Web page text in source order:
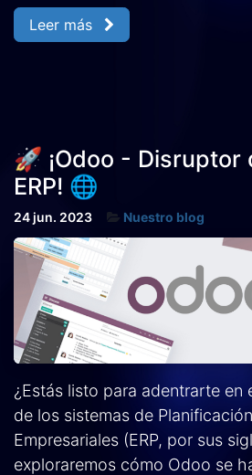
Leer más
🚀 ¡Odoo - Disruptor
ERP! 🌐
24 jun. 2023 Nuestro blog
¿Estás listo para adentrarte en
de los sistemas de
Empresariales (ERP, por sus
exploraremos cómo Odoo se